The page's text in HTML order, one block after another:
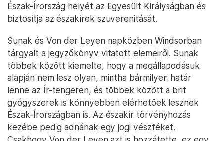
Észak-Írország helyét az Egyesült Királyságban és
biztosítja az északírek szuverenitását.
Sunak és Von der Leyen napközben Windsorban
tárgyalt a jegyzőkönyv vitatott elemeiről. Sunak
többek között kiemelte, hogy a megállapodásuk
alapján nem lesz olyan, mintha bármilyen határ
lenne az Ír-tengeren, és többek között a brit
gyógyszerek is könnyebben elérhetőek lesznek
Észak-Írországban is. Az északír törvényhozás
kezébe pedig adnának egy jogi vészféket.